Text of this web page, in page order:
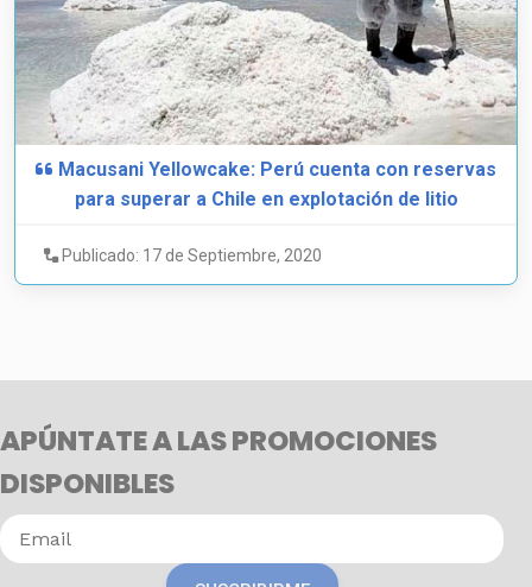
Macusani Yellowcake: Perú cuenta con reservas
para superar a Chile en explotación de litio
Publicado: 17 de Septiembre, 2020
APÚNTATE A LAS PROMOCIONES
DISPONIBLES